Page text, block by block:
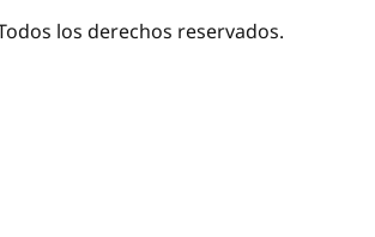
los derechos reservados.